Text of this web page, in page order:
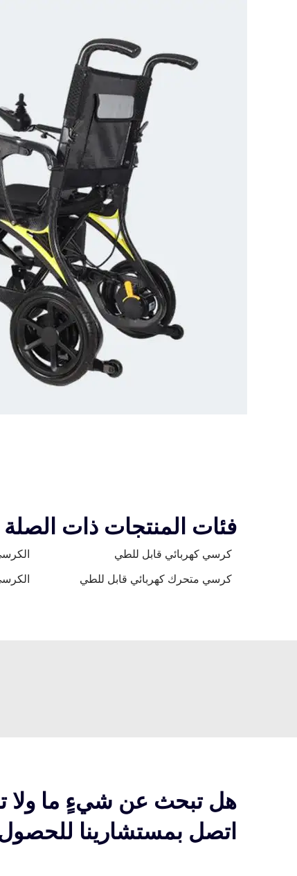
فئات المنتجات ذات الصلة
كرسي كهربائي قابل للطي
كرسي متحرك كهربائي قابل للطي
هل تبحث عن شيءٍ ما ولا
اتصل بمستشارينا